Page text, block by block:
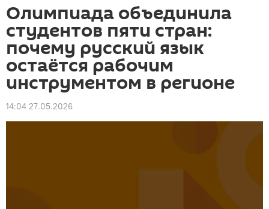
Олимпиада объединила
студентов пяти стран:
почему русский язык
остаётся рабочим
инструментом в регионе
14:04 27.05.2026